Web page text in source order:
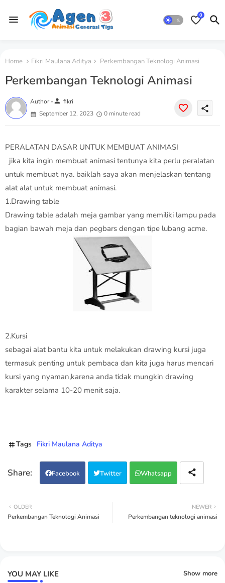
0
Home Fikri Maulana Aditya Perkembangan Teknologi Animasi
Perkembangan Teknologi Animasi
Author -person fikri
September 12, 2023
0 minute read
share
PERALATAN DASAR UNTUK MEMBUAT ANIMASI
jika kita ingin membuat animasi tentunya kita perlu peralatan
untuk membuat nya. baiklah saya akan menjelaskan tentang
alat alat untuk membuat animasi.
1.Drawing table
Drawing table adalah meja gambar yang memiliki lampu pada
bagian bawah meja dan pegbars dengan tipe lubang acme.
2.Kursi
sebagai alat bantu kita untuk melakukan drawing kursi juga
termasuk penting untuk pembaca dan kita juga harus mencari
kursi yang nyaman,karena anda tidak mungkin drawing
karakter selama 10-20 menit saja.
Tags Fikri Maulana Aditya
Facebook Twitter Whatsapp
NEWER
Perkembangan teknologi animasi
OLDER
Perkembangan Teknologi Animasi
YOU MAY LIKE Show more